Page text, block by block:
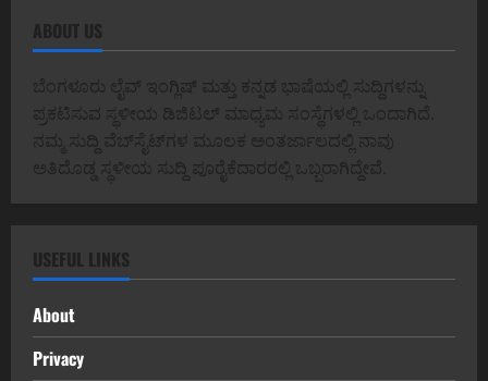
ABOUT US
ಬೆಂಗಳೂರು ಲೈವ್ ಇಂಗ್ಲಿಷ್ ಮತ್ತು ಕನ್ನಡ ಭಾಷೆಯಲ್ಲಿ ಸುದ್ದಿಗಳನ್ನು
ಪ್ರಕಟಿಸುವ ಸ್ಥಳೀಯ ಡಿಜಿಟಲ್ ಮಾಧ್ಯಮ ಸಂಸ್ಥೆಗಳಲ್ಲಿ ಒಂದಾಗಿದೆ.
ನಮ್ಮ ಸುದ್ದಿ ವೆಬ್‌ಸೈಟ್‌ಗಳ ಮೂಲಕ ಅಂತರ್ಜಾಲದಲ್ಲಿ ನಾವು
ಅತಿದೊಡ್ಡ ಸ್ಥಳೀಯ ಸುದ್ದಿ ಪೂರೈಕೆದಾರರಲ್ಲಿ ಒಬ್ಬರಾಗಿದ್ದೇವೆ.
USEFUL LINKS
About
Privacy